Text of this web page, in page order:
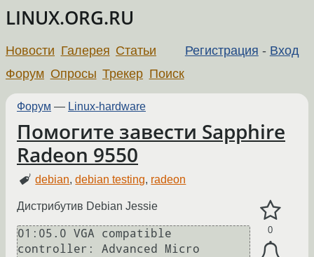
LINUX.ORG.RU
Регистрация - Вход
Новости Галерея Статьи
Форум Опросы Трекер Поиск
Форум — Linux-hardware
Помогите завести Sapphire
Radeon 9550
debian,debian testing, radeon
0
Дистрибутив Debian Jessie
01:05.0 VGA compatible
controller: Advanced Micro